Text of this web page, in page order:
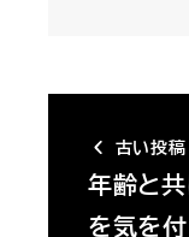
古い投稿
年齢と
を気を